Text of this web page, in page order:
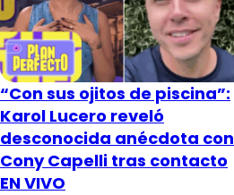
“Con sus ojitos de piscina”:
Karol Lucero reveló
desconocida anécdota con
Cony Capelli tras contacto
EN VIVO